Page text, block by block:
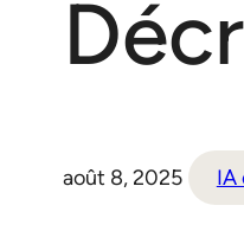
août 8, 2025 IA